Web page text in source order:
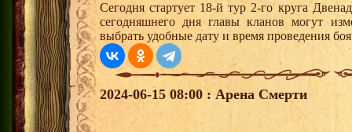
Сегодня стартует 18-й тур 2-го круга
сегодняшнего дня главы кланов могут
выбрать удобные дату и время проведения
2024-06-15 08:00 : Арена Смерти